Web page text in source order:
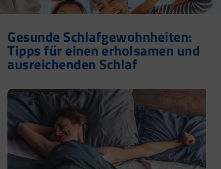
Gesunde Schlafgewohnheiten:
Tipps für einen erholsamen und
ausreichenden Schlaf